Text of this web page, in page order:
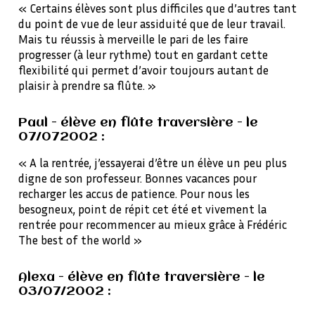
« Certains élèves sont plus difficiles que d’autres tant
du point de vue de leur assiduité que de leur travail.
Mais tu réussis à merveille le pari de les faire
progresser (à leur rythme) tout en gardant cette
flexibilité qui permet d’avoir toujours autant de
plaisir à prendre sa flûte. »
Paul - élève en flûte traversière - le
07/072002 :
« A la rentrée, j’essayerai d’être un élève un peu plus
digne de son professeur. Bonnes vacances pour
recharger les accus de patience. Pour nous les
besogneux, point de répit cet été et vivement la
rentrée pour recommencer au mieux grâce à Frédéric
The best of the world »
Alexa - élève en flûte traversière - le
03/07/2002 :